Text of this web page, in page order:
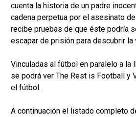
cuenta la historia de un padre
cadena perpetua por el asesinato
recibe pruebas de que éste podría
escapar de prisión para descubrir
Vinculadas al fútbol en paralelo a la
se podrá ver The Rest is Football y
el fútbol.
A continuación el listado completo